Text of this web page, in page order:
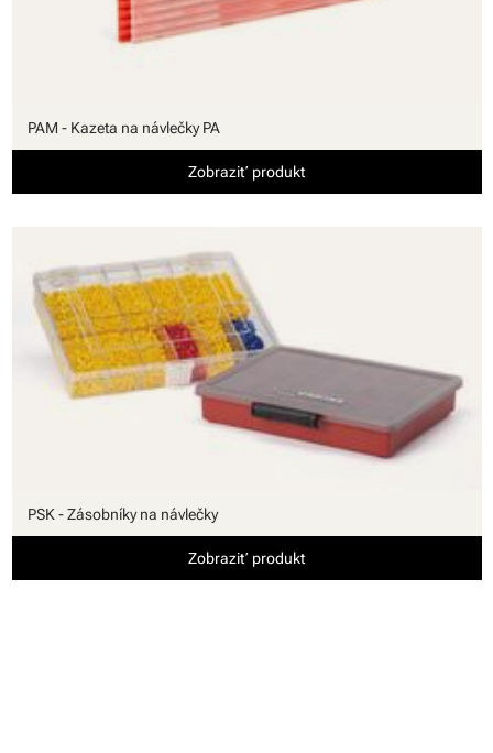
PAM - Kazeta na návlečky PA
Zobraziť produkt
PSK - Zásobníky na návlečky
Zobraziť produkt